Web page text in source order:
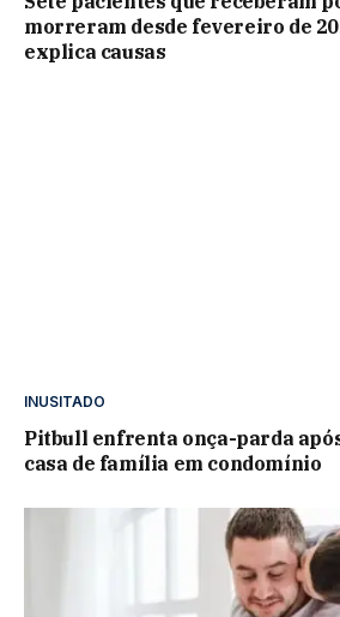
morreram desde fevereiro de
explica causas
INUSITADO
Pitbull enfrenta onça-parda
casa de família em condomínio